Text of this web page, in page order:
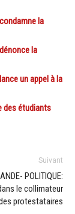
la
la
un appel à la
des étudiants
Suivant
POLITIQUE:
le collimateur
protestataires